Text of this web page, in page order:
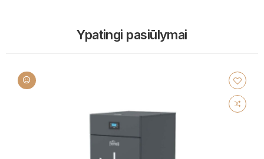
Ypatingi pasiūlymai